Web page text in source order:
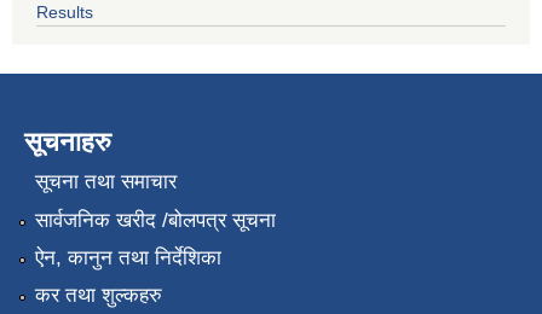
Results
सूचनाहरु
सूचना तथा समाचार
सार्वजनिक खरीद /बोलपत्र सूचना
ऐन, कानुन तथा निर्देशिका
कर तथा शुल्कहरु